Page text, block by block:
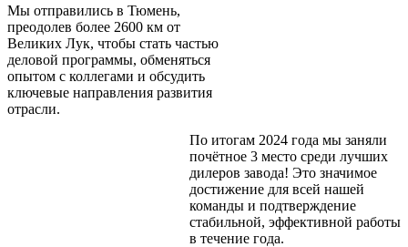
Мы отправились в Тюмень,
преодолев более 2600 км от
Великих Лук, чтобы стать частью
деловой программы, обменяться
опытом с коллегами и обсудить
ключевые направления развития
отрасли.
По итогам 2024 года мы заняли
почётное 3 место среди лучших
дилеров завода! Это значимое
достижение для всей нашей
команды и подтверждение
стабильной, эффективной работы
в течение года.